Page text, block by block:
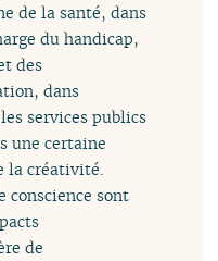
de la santé, dans
du handicap,
des
dans
services publics
une certaine
la créativité.
conscience sont
de